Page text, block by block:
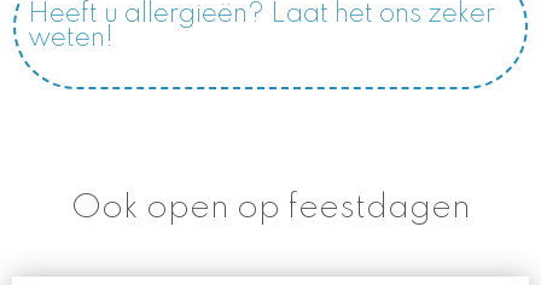
Heeft u allergieën? Laat het ons zeker
weten!
Ook open op feestdagen